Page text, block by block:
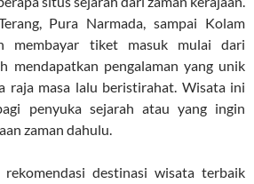
Pura Narmada, sampai Kolam
membayar tiket masuk mulai dari
mendapatkan pengalaman yang unik
raja masa lalu beristirahat. Wisata ini
penyuka sejarah atau yang ingin
zaman dahulu.
destinasi wisata terbaik